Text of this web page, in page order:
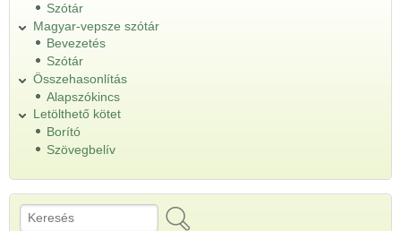
Szótár
Magyar-vepsze szótár
Bevezetés
Szótár
Összehasonlítás
Alapszókincs
Letölthető kötet
Borító
Szövegbelív
Keresés űrlap
Keresés